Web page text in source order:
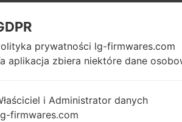
LG
4.5 in (~66.6%
stosunek ekranu do
gęstość pikseli na cal)
prywatności lg-firmwares.com
aplikacja zbiera niektóre dane
i Administrator danych
firmwares.com